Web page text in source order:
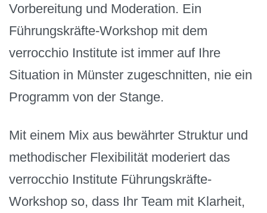
Vorbereitung und Moderation. Ein
Führungskräfte-Workshop mit dem
verrocchio Institute ist immer auf Ihre
Situation in Münster zugeschnitten, nie ein
Programm von der Stange.
Mit einem Mix aus bewährter Struktur und
methodischer Flexibilität moderiert das
verrocchio Institute Führungskräfte-
Workshop so, dass Ihr Team mit Klarheit,